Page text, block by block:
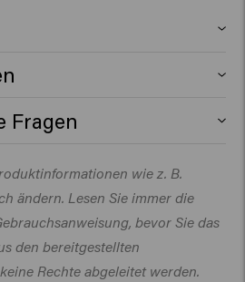
, Dimethicone , Cetrimonium
, Amodimethicone , Lactic
Benzoate ,
Chloride ,
, Helianthus Annuus
37 , Dimethiconol
Dicaprate , Guar
entfernen, in Längen und
Fragen
wie z. B.
ändern. Lesen Sie immer die
bevor Sie das
den bereitgestellten
Rechte abgeleitet werden.